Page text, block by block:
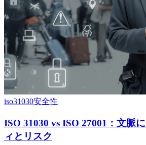
iso31030安全性
ISO 31030 vs ISO 27001：文脈
ィとリスク